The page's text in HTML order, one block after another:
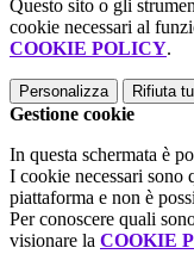
Questo sito o gli
cookie necessari al
COOKIE POLICY.
Personalizza Rifiuta
Gestione cookie
In questa schermata è
I cookie necessari sono
piattaforma e non è
Per conoscere quali
visionare la COOKIE